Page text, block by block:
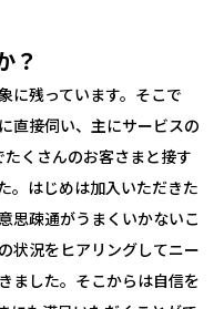
？
に残っています。そこで
直接伺い、主にサービスの
くさんのお客さまと接す
。はじめは加入いただきた
思疎通がうまくいかないこ
状況をヒアリングしてニー
ました。そこからは自信を